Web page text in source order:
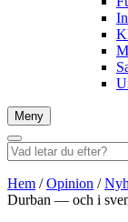
Meny
Sök
Vad
letar
du
efter?
Hem /Opinion /
Durban — och i